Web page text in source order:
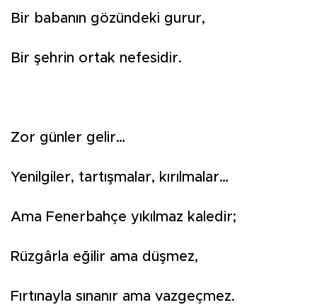
Bir babanın gözündeki gurur,
Bir şehrin ortak nefesidir.
Zor günler gelir…
Yenilgiler, tartışmalar, kırılmalar…
Ama Fenerbahçe yıkılmaz kaledir;
Rüzgârla eğilir ama düşmez,
Fırtınayla sınanır ama vazgeçmez.